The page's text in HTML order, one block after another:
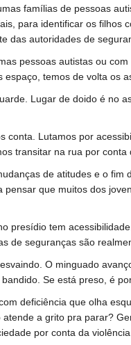
famílias de pessoas
para identificar os filhos
das autoridades de
pessoas autistas ou
temos de volta os
Lugar de doido é no
conta. Lutamos por
transitar na rua por conta
de atitudes e o fim
que muitos dos
presídio tem
de seguranças são
O minguado
Se está preso, é
deficiência que olha
a grito pra parar?
por conta da